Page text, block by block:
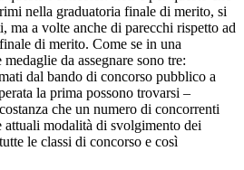
nella graduatoria finale di merito, si
a volte anche di parecchi rispetto ad
di merito. Come se in una
da assegnare sono tre:
dal bando di concorso pubblico a
la prima possono trovarsi –
che un numero di concorrenti
attuali modalità di svolgimento dei
le classi di concorso e così